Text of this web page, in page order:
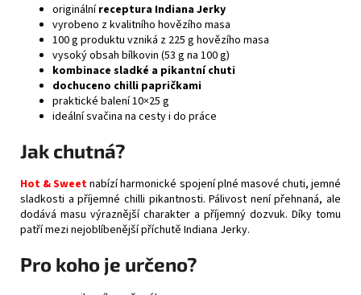
originálníreceptura Indiana Jerky
vyrobeno z kvalitního hovězího masa
100 g produktu vzniká z 225 g hovězího masa
vysoký obsah bílkovin (53 g na 100 g)
kombinace sladké a pikantní chuti
dochuceno chilli papričkami
praktické balení 10×25 g
ideální svačina na cesty i do práce
Jak chutná?
Hot & Sweetnabízí harmonické spojení plné masové chuti, jemné
sladkosti a příjemné chilli pikantnosti. Pálivost není přehnaná, ale
dodává masu výraznější charakter a příjemný dozvuk. Díky tomu
patří mezi nejoblíbenější příchutě Indiana Jerky.
Pro koho je určeno?